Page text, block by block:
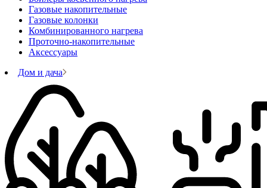
Газовые накопительные
Газовые колонки
Комбинированного нагрева
Проточно-накопительные
Аксессуары
Дом и дача